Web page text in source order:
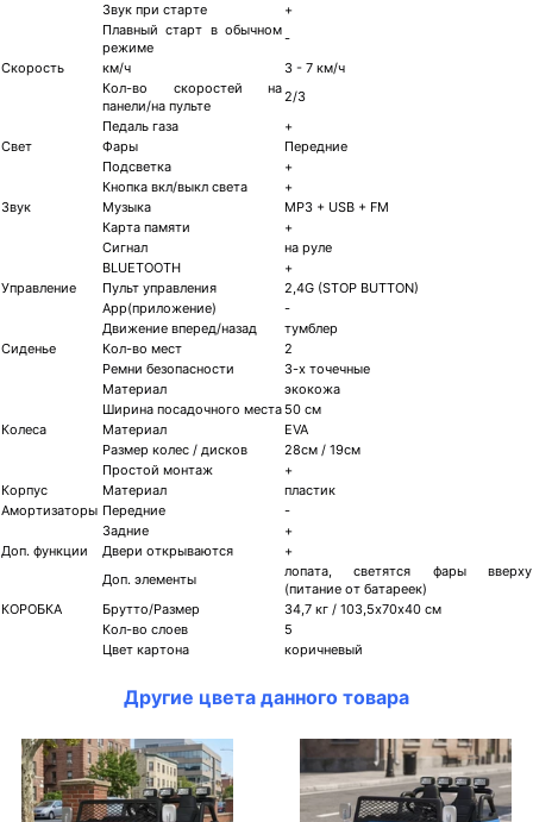
Звук при старте
+
Плавный старт в обычном
режиме
-
Скорость
км/ч
3 - 7 км/ч
Кол-во скоростей на
панели/на пульте
2/3
Педаль газа
+
Свет
Фары
Передние
Подсветка
+
Кнопка вкл/выкл света
+
Звук
Музыка
MP3 + USB + FM
Карта памяти
+
Сигнал
на руле
BLUETOOTH
+
Управление
Пульт управления
2,4G (STOP BUTTON)
App(приложение)
-
Движение вперед/назад
тумблер
Сиденье
Кол-во мест
2
Ремни безопасности
3-х точечные
Материал
экокожа
Ширина посадочного места 50 см
Колеса
Материал
EVA
Размер колес / дисков
28см / 19см
Простой монтаж
+
Корпус
Материал
пластик
Амортизаторы Передние
-
Задние
+
Доп. функции
Двери открываются
+
Доп. элементы
лопата, светятся фары вверху
(питание от батареек)
КОРОБКА
Брутто/Размер
34,7 кг / 103,5х70х40 см
Кол-во слоев
5
Цвет картона
коричневый
Другие цвета данного товара